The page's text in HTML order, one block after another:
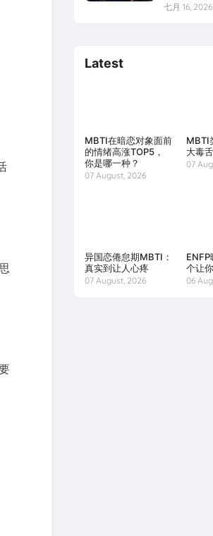
七月 16, 2026
Latest
MBTI在暗恋对象面前
的情绪高涨TOP5，
你是哪一种？
07 August, 2026
MBTI
大毒
07
异国恋倦怠期MBTI：
真实到让人心疼
07 August, 2026
个让
06